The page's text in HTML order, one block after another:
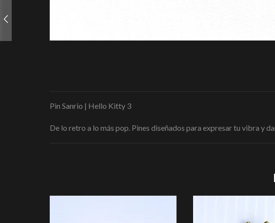
Pin Sanrio | Hello Kitty 3
De lo retro a lo más pop. Pines diseñados para expresar tu vibra y